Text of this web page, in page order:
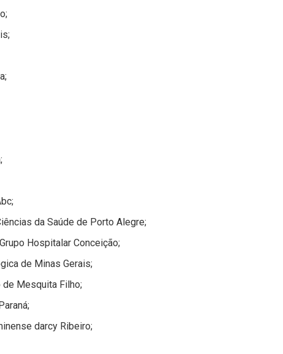
da Saúde de Porto Alegre;
Hospitalar Conceição;
de Minas Gerais;
Mesquita Filho;
darcy Ribeiro;